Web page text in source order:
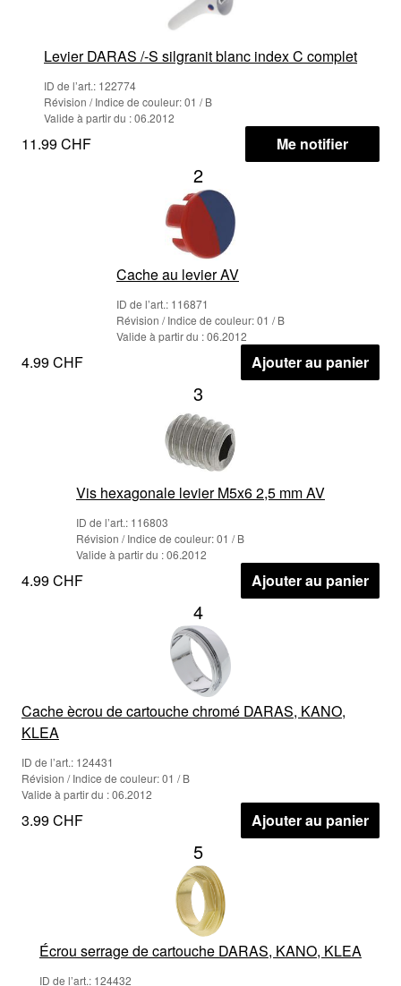
Levier DARAS /-S silgranit blanc index C complet
ID de l’art.: 122774
Révision / Indice de couleur: 01 / B
Valide à partir du : 06.2012
11.99 CHF Me notifier
2
Cache au levier AV
ID de l’art.: 116871
Révision / Indice de couleur: 01 / B
Valide à partir du : 06.2012
4.99 CHF Ajouter au panier
3
Vis hexagonale levier M5x6 2,5 mm AV
ID de l’art.: 116803
Révision / Indice de couleur: 01 / B
Valide à partir du : 06.2012
4.99 CHF Ajouter au panier
4
Cache ècrou de cartouche chromé DARAS, KANO,
KLEA
ID de l’art.: 124431
Révision / Indice de couleur: 01 / B
Valide à partir du : 06.2012
3.99 CHF Ajouter au panier
5
Écrou serrage de cartouche DARAS, KANO, KLEA
ID de l’art.: 124432